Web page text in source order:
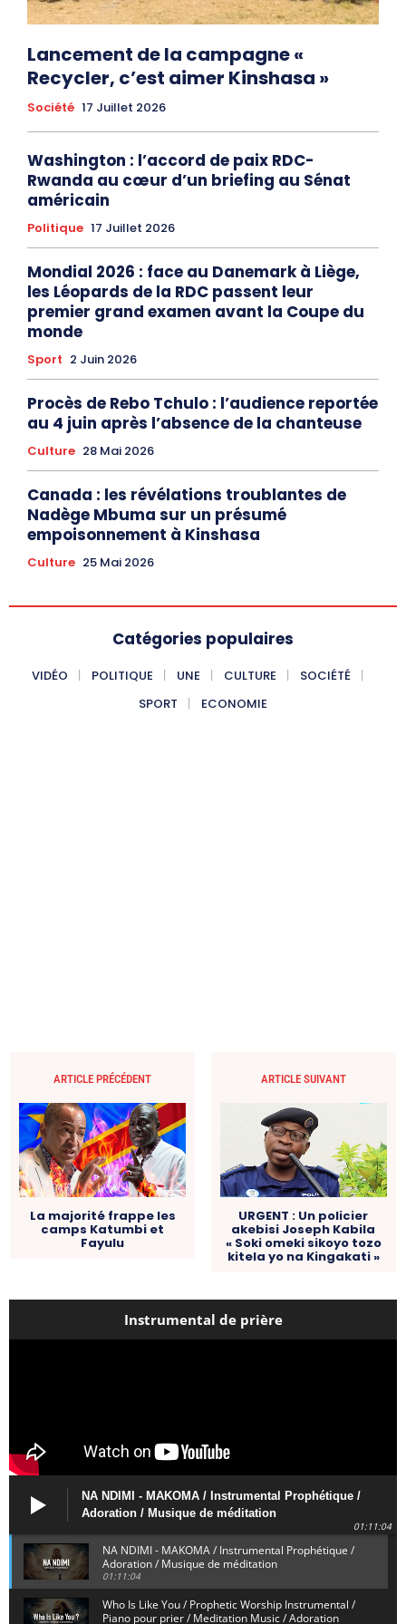
Lancement de la campagne «
Recycler, c’est aimer Kinshasa »
Société 17 Juillet 2026
Washington : l’accord de paix RDC-
Rwanda au cœur d’un briefing au Sénat
américain
Politique 17 Juillet 2026
Mondial 2026 : face au Danemark à Liège,
les Léopards de la RDC passent leur
premier grand examen avant la Coupe du
monde
Sport 2 Juin 2026
Procès de Rebo Tchulo : l’audience reportée
au 4 juin après l’absence de la chanteuse
Culture 28 Mai 2026
Canada : les révélations troublantes de
Nadège Mbuma sur un présumé
empoisonnement à Kinshasa
Culture 25 Mai 2026
Catégories populaires
VIDÉO POLITIQUE UNE CULTURE
SOCIÉTÉ
SPORT
ECONOMIE
ARTICLE PRÉCÉDENT
La majorité frappe les
camps Katumbi et
Fayulu
ARTICLE SUIVANT
URGENT : Un policier
akebisi Joseph Kabila
« Soki omeki sikoyo tozo
kitela yo na Kingakati »
Instrumental de prière
NA NDIMI - MAKOMA / Instrumental Prophétique /
Adoration / Musique de méditation
01:11:04
NA NDIMI - MAKOMA / Instrumental Prophétique /
Adoration / Musique de méditation
01:11:04
Who Is Like You / Prophetic Worship Instrumental /
Piano pour prier / Meditation Music / Adoration